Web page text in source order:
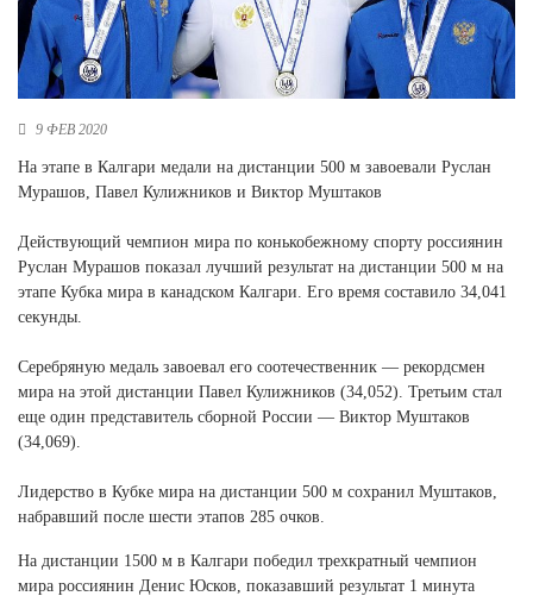
Новосибирская область (3)
Омская область (5)
Республика Крым (1)
Республика Татарстан (2)
Ростовская область (2)
Санкт-Петербург и ЛО (3)
Саратовская область (1)
Свердловская область (5)
Северная Осетия (2)
Ставропольский край (5)
Томская область (1)
Тульская область (1)
Хакасия (1)
Челябинская область (2)
9 ФЕВ 2020
На этапе в Калгари медали на дистанции 500 м завоевали Руслан
Мурашов, Павел Кулижников и Виктор Муштаков
Действующий чемпион мира по конькобежному спорту россиянин
Руслан Мурашов показал лучший результат на дистанции 500 м на
этапе Кубка мира в канадском Калгари. Его время составило 34,041
секунды.
Серебряную медаль завоевал его соотечественник — рекордсмен
мира на этой дистанции Павел Кулижников (34,052). Третьим стал
еще один представитель сборной России — Виктор Муштаков
(34,069).
Лидерство в Кубке мира на дистанции 500 м сохранил Муштаков,
набравший после шести этапов 285 очков.
На дистанции 1500 м в Калгари победил трехкратный чемпион
мира россиянин Денис Юсков, показавший результат 1 минута